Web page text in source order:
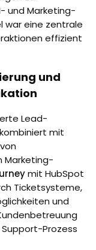
und Marketing-
war eine zentrale
effizient
und
Lead-
mit
Marketing-
mit HubSpot
Ticketsysteme,
und
Prozess